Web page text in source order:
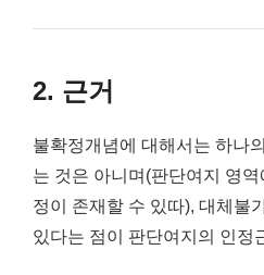
2. 근거
불확정개념에 대해서는 하나
는 것은 아니며(판단여지 영
정이 존재할 수 있따), 대체불
있다는 점이 판단여지의 인정